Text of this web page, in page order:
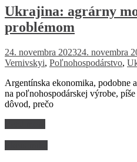
Ukrajina: agrárny
problémom
24. novembra 202324. novembra
Vernivskyi, Poľnohospodárstvo,
Argentínska ekonomika, podobne
na poľnohospodárskej výrobe,
dôvod, prečo